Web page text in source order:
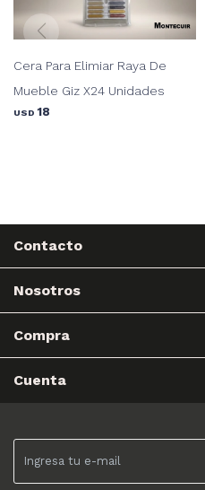
Cera Para Elimiar Raya De
Mueble Giz X24 Unidades
USD 18
Contacto
Nosotros
Compra
Cuenta